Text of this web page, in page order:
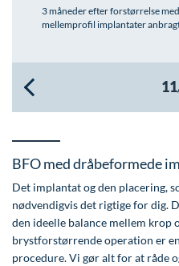
Øre-næse-hals
3 måneder efter forstørrelse
mellemprofil implantater
BFO med dråbeformede
Det implantat og den placering,
nødvendigvis det rigtige for dig.
den ideelle balance mellem krop
brystforstørrende operation er
procedure. Vi gør alt for at råde